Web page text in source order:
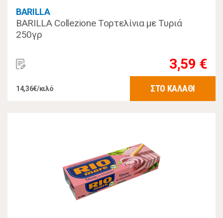
BARILLA
BARILLA Collezione Τορτελίνια με Τυριά
250γρ
3,59 €
14,36€/κιλό ΣΤΟ ΚΑΛΑΘΙ